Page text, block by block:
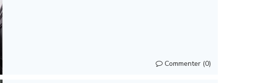
Commenter (0)